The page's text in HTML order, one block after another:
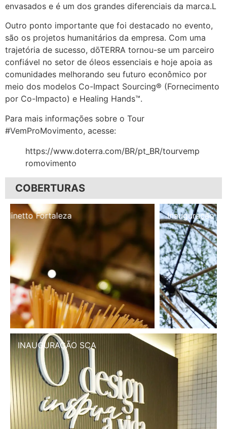
envasados e é um dos grandes diferenciais da marca.L
Outro ponto importante que foi destacado no evento,
são os projetos humanitários da empresa. Com uma
trajetória de sucesso, dōTERRA tornou-se um parceiro
confiável no setor de óleos essenciais e hoje apoia as
comunidades melhorando seu futuro econômico por
meio dos modelos Co-Impact Sourcing® (Fornecimento
por Co-Impacto) e Healing Hands™.
Para mais informações sobre o Tour
#VemProMovimento, acesse:
https://www.doterra.com/BR/pt_BR/tourvemp
romovimento
COBERTURAS
Inauguração Illa Café
INAUGURAÇÃO SCA